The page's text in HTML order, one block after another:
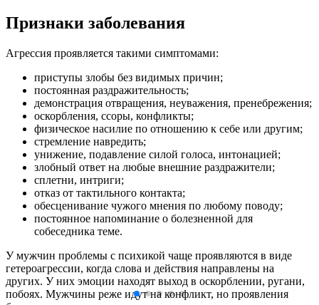
Признаки заболевания
Агрессия проявляется такими симптомами:
приступы злобы без видимых причин;
постоянная раздражительность;
демонстрация отвращения, неуважения, пренебрежения;
оскорбления, ссоры, конфликты;
физическое насилие по отношению к себе или другим;
стремление навредить;
унижение, подавление силой голоса, интонацией;
злобный ответ на любые внешние раздражители;
сплетни, интриги;
отказ от тактильного контакта;
обесценивание чужого мнения по любому поводу;
постоянное напоминание о болезненной для
собеседника теме.
У мужчин проблемы с психикой чаще проявляются в виде
гетероагрессии, когда слова и действия направлены на
других. У них эмоции находят выход в оскорблении, ругани,
побоях. Мужчины реже идут на конфликт, но проявления